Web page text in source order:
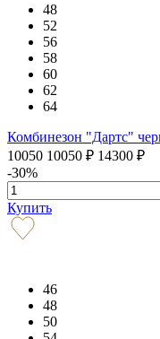
48
52
56
58
60
62
64
Комбинезон "Дартс"
10050 10050 ₽ 14300 ₽
-30%
Купить
46
48
50